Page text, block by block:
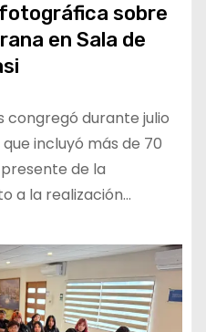
sobre
en Sala de
congregó durante julio
incluyó más de 70
de la
a la realización…